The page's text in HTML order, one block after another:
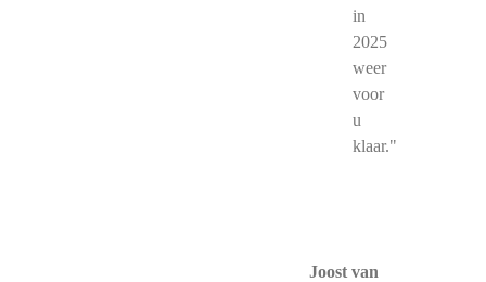
in
2025
weer
voor
u
klaar."
Joost van